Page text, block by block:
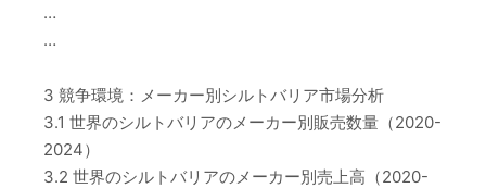
…
…
3 競争環境：メーカー別シルトバリア市場分析
3.1 世界のシルトバリアのメーカー別販売数量（2020-
2024）
3.2 世界のシルトバリアのメーカー別売上高（2020-